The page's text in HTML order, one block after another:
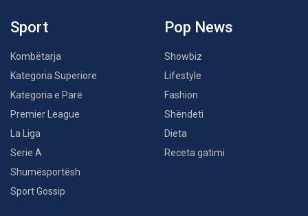
Sport
Kombëtarja
Kategoria Superiore
Kategoria e Parë
Premier League
La Liga
Serie A
Shumësportësh
Sport Gossip
Pop News
Showbiz
Lifestyle
Fashion
Shëndeti
Dieta
Receta gatimi